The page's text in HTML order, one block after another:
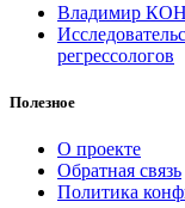
Владимир
регрессологов
Полезное
О проекте
Обратная связь
Политика